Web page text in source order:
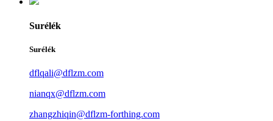
Surélék
Surélék
dflqali@dflzm.com
nianqx@dflzm.com
zhangzhiqin@dflzm-forthing.com